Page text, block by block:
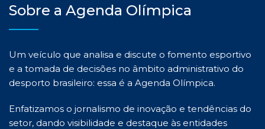
Sobre a Agenda Olímpica
Um veículo que analisa e discute o fomento esportivo
e a tomada de decisões no âmbito administrativo do
desporto brasileiro: essa é a Agenda Olímpica.
Enfatizamos o jornalismo de inovação e tendências do
setor, dando visibilidade e destaque às entidades